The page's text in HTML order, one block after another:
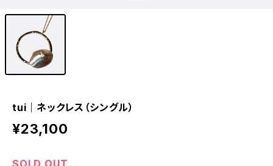
tui｜ネックレス（シングル）
¥23,100
SOLD OUT